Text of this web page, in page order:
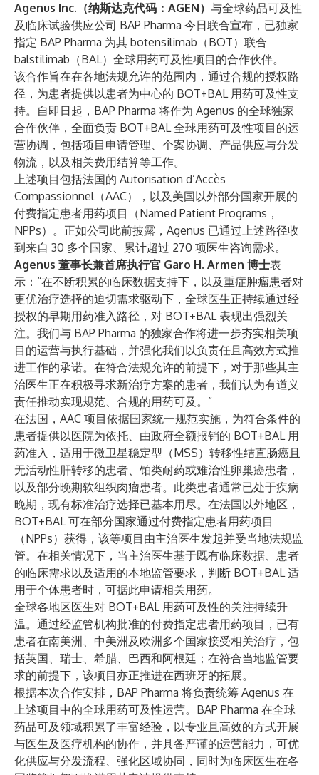
Agenus Inc.（纳斯达克代码：AGEN） 与全球药品可及性
及临床试验供应公司 BAP Pharma 今日联合宣布，已独家
指定 BAP Pharma 为其 botensilimab（BOT）联合
balstilimab（BAL）全球用药可及性项目的合作伙伴。
该合作旨在在各地法规允许的范围内，通过合规的授权路
径，为患者提供以患者为中心的 BOT+BAL 用药可及性支
持。自即日起，BAP Pharma 将作为 Agenus 的全球独家
合作伙伴，全面负责 BOT+BAL 全球用药可及性项目的运
营协调，包括项目申请管理、个案协调、产品供应与分发
物流，以及相关费用结算等工作。
上述项目包括法国的 Autorisation d’Accès
Compassionnel（AAC），以及美国以外部分国家开展的
付费指定患者用药项目（Named Patient Programs，
NPPs）。正如公司此前披露，Agenus 已通过上述路径收
到来自 30 多个国家、累计超过 270 项医生咨询需求。
Agenus 董事长兼首席执行官 Garo H. Armen 博士表
示：“在不断积累的临床数据支持下，以及重症肿瘤患者对
更优治疗选择的迫切需求驱动下，全球医生正持续通过经
授权的早期用药准入路径，对 BOT+BAL 表现出强烈关
注。我们与 BAP Pharma 的独家合作将进一步夯实相关项
目的运营与执行基础，并强化我们以负责任且高效方式推
进工作的承诺。在符合法规允许的前提下，对于那些其主
治医生正在积极寻求新治疗方案的患者，我们认为有道义
责任推动实现规范、合规的用药可及。”
在法国，AAC 项目依据国家统一规范实施，为符合条件的
患者提供以医院为依托、由政府全额报销的 BOT+BAL 用
药准入，适用于微卫星稳定型（MSS）转移性结直肠癌且
无活动性肝转移的患者、铂类耐药或难治性卵巢癌患者，
以及部分晚期软组织肉瘤患者。此类患者通常已处于疾病
晚期，现有标准治疗选择已基本用尽。在法国以外地区，
BOT+BAL 可在部分国家通过付费指定患者用药项目
（NPPs）获得，该等项目由主治医生发起并受当地法规监
管。在相关情况下，当主治医生基于既有临床数据、患者
的临床需求以及适用的本地监管要求，判断 BOT+BAL 适
用于个体患者时，可据此申请相关用药。
全球各地区医生对 BOT+BAL 用药可及性的关注持续升
温。通过经监管机构批准的付费指定患者用药项目，已有
患者在南美洲、中美洲及欧洲多个国家接受相关治疗，包
括英国、瑞士、希腊、巴西和阿根廷；在符合当地监管要
求的前提下，该项目亦正推进在西班牙的拓展。
根据本次合作安排，BAP Pharma 将负责统筹 Agenus 在
上述项目中的全球用药可及性运营。BAP Pharma 在全球
药品可及领域积累了丰富经验，以专业且高效的方式开展
与医生及医疗机构的协作，并具备严谨的运营能力，可优
化供应与分发流程、强化区域协同，同时为临床医生在各